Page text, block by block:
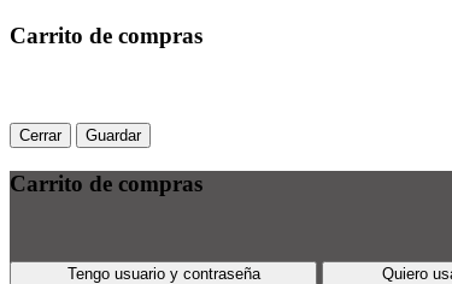
Carrito de compras
Cerrar Guardar
Carrito de compras
Tengo usuario y contraseña Quiero